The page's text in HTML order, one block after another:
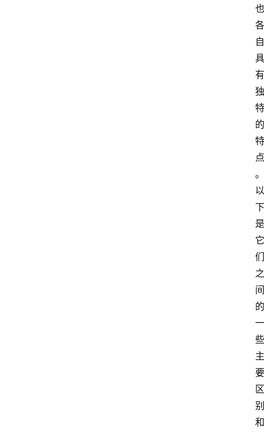
也
各
自
具
有
独
特
的
特
点
。
以
下
是
它
们
之
间
的
一
些
主
要
区
别
和